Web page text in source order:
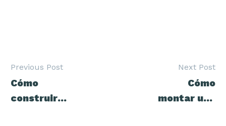
de
Previous Post
Cómo
construir
Next Post
Cómo
montar una